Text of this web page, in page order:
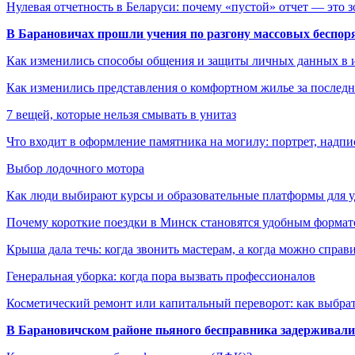
Нулевая отчетность в Беларуси: почему «пустой» отчет — это
В Барановичах прошли учения по разгону массовых
Как изменились способы общения и защиты личных данных в
Как изменились представления о комфортном жилье за
7 вещей, которые нельзя смывать в унитаз
Что входит в оформление памятника на могилу: портрет,
Выбор лодочного мотора
Как люди выбирают курсы и образовательные платформы для
Почему короткие поездки в Минск становятся удобным
Крыша дала течь: когда звонить мастерам, а когда можно
Генеральная уборка: когда пора вызвать профессионалов
Косметический ремонт или капитальный переворот: как
В Барановичском районе пьяного бесправника задерживали